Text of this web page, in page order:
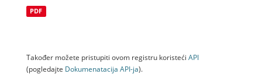
PDF
Također možete pristupiti ovom registru koristeći API
(pogledajte Dokumenаtаcijа API-jа).